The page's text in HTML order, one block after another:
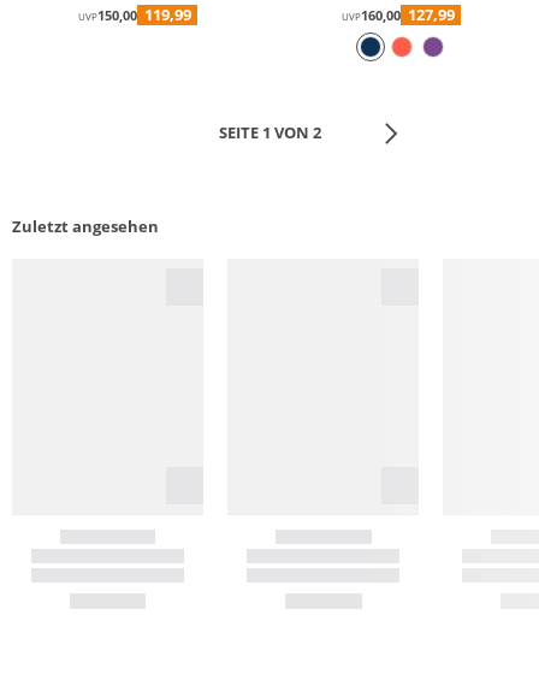
UVP150,00 119,99 UVP160,00 127,99
SEITE 1 VON 2
Zuletzt angesehen